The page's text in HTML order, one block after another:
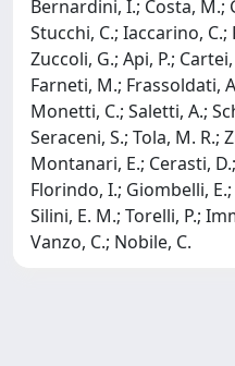
Bernardini, I.; Costa, M.;
Stucchi, C.; Iaccarino, C.;
Zuccoli, G.; Api, P.;
Farneti, M.; Frassoldati,
Monetti, C.; Saletti, A.;
Seraceni, S.; Tola, M. R.;
Montanari, E.; Cerasti,
Florindo, I.; Giombelli,
Silini, E. M.; Torelli, P.;
Vanzo, C.; Nobile, C.